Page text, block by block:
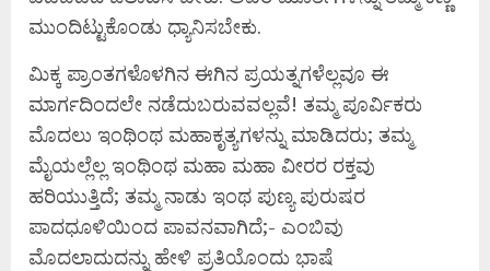
ಮುಂದಿಟ್ಟುಕೊಂಡು ಧ್ಯಾನಿಸಬೇಕು.
ಮಿಕ್ಕ ಪ್ರಾಂತಗಳೊಳಗಿನ ಈಗಿನ ಪ್ರಯತ್ನಗಳೆಲ್ಲವೂ ಈ
ಮಾರ್ಗದಿಂದಲೇ ನಡೆದುಬರುವವಲ್ಲವೆ! ತಮ್ಮ ಪೂರ್ವಿಕರು
ಮೊದಲು ಇಂಥಿಂಥ ಮಹಾಕೃತ್ಯಗಳನ್ನು ಮಾಡಿದರು; ತಮ್ಮ
ಮೈಯಲ್ಲೆಲ್ಲ ಇಂಥಿಂಥ ಮಹಾ ಮಹಾ ವೀರರ ರಕ್ತವು
ಹರಿಯುತ್ತಿದೆ; ತಮ್ಮ ನಾಡು ಇಂಥ ಪುಣ್ಯ ಪುರುಷರ
ಪಾದಧೂಳಿಯಿಂದ ಪಾವನವಾಗಿದೆ;- ಎಂಬಿವು
ಮೊದಲಾದುದನ್ನು ಹೇಳಿ ಪ್ರತಿಯೊಂದು ಭಾಷೆ